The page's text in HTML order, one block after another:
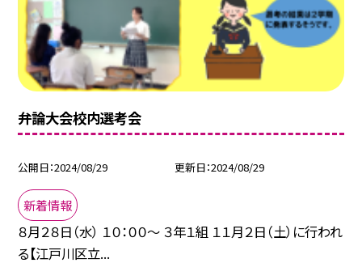
弁論大会校内選考会
公開日 2024/08/29 更新日 2024/08/29
新着情報
８月２８日（水） １０：００～ ３年１組 １１月２日（土）に行われ
る【江戸川区立...